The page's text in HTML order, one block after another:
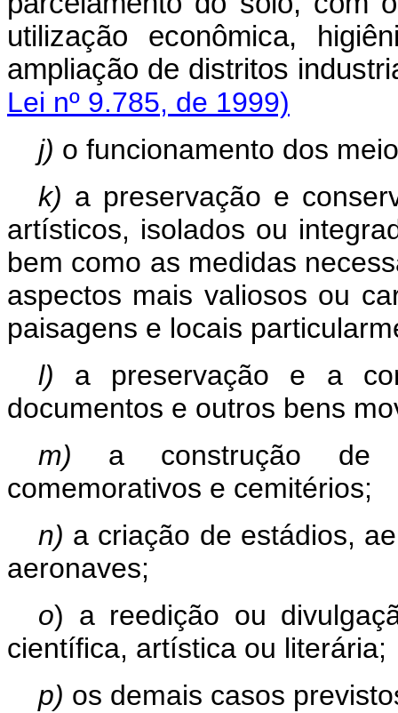
utilização econômica,
ampliação de
Lei nº 9.785, de 1999)
j) o funcionamento dos
k) a preservação e
artísticos, isolados ou
bem como as medidas
aspectos mais valiosos ou
paisagens e locais
l) a preservação e a
documentos e outros bens
m) a construção de
comemorativos e cemitérios;
n) a criação de estádios,
aeronaves;
o) a reedição ou
científica, artística ou literária;
p) os demais casos